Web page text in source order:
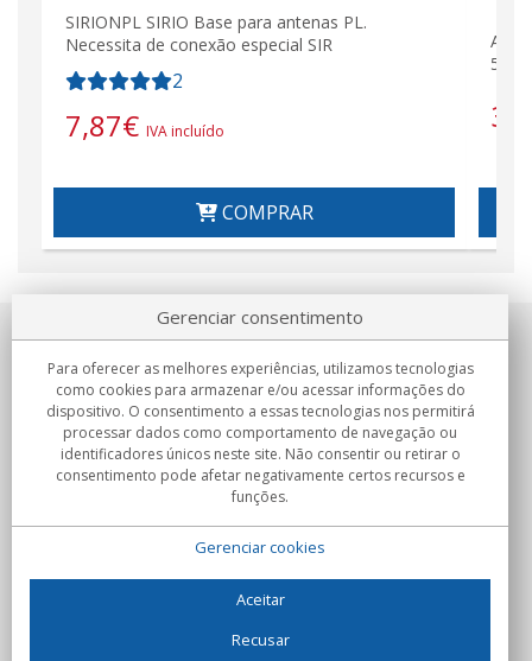
SIRIONPL SIRIO Base para antenas PL.
Necessita de conexão especial SIR
2
7,87€ IVA incluído
COMPRAR
5 m
Sobre nosotros
Compromissos
Compras
Gerenciar consentimento
Para oferecer as melhores experiências, utilizamos tecnologias
como cookies para armazenar e/ou acessar informações do
dispositivo. O consentimento a essas tecnologias nos permitirá
processar dados como comportamento de navegação ou
identificadores únicos neste site. Não consentir ou retirar o
consentimento pode afetar negativamente certos recursos e
funções.
Gerenciar cookies
Aceitar
Recusar